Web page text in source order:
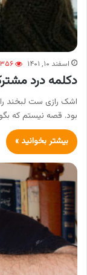
اسفند ۱۰, ۱۴۰۱
دکلمه درد
اشک رازی‌ ست
بود. قصه نیستم که
بیشتر بخوانید »